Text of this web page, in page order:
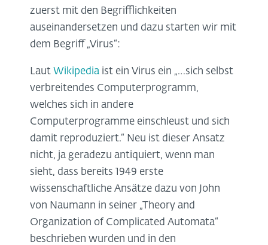
zuerst mit den Begrifflichkeiten
auseinandersetzen und dazu starten wir mit
dem Begriff „Virus“:
Laut Wikipedia ist ein Virus ein „…sich selbst
verbreitendes Computerprogramm,
welches sich in andere
Computerprogramme einschleust und sich
damit reproduziert.“ Neu ist dieser Ansatz
nicht, ja geradezu antiquiert, wenn man
sieht, dass bereits 1949 erste
wissenschaftliche Ansätze dazu von John
von Naumann in seiner „Theory and
Organization of Complicated Automata“
beschrieben wurden und in den